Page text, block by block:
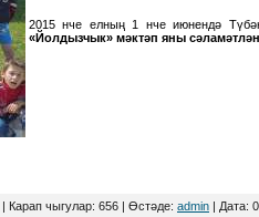
2015 нче елның 1 нче июнендә
«Йолдызчык» мәктәп яны
| Карап чыгулар: 656 | Өстәде: admin | Дата: